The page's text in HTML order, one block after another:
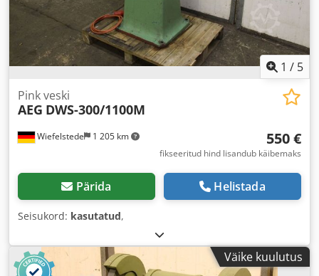
1 / 5
Wiefelstede 1 205 km
Pink veski
AEG DWS-300/1100M
550 €
fikseeritud hind lisandub käibemaks
Pärida Helistada
Seisukord: kasutatud,
Väike kuulutus